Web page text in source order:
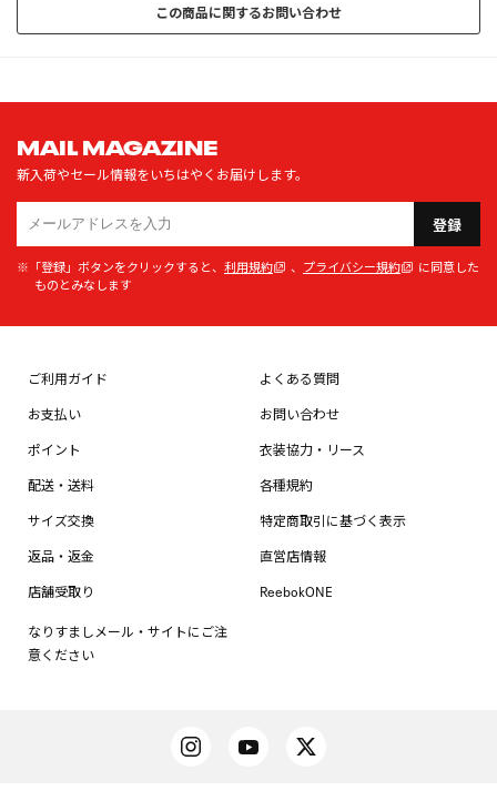
この商品に関するお問い合わせ
MAIL MAGAZINE
新入荷やセール情報をいちはやくお届けします。
登録
※「登録」ボタンをクリックすると、 利用規約 、 プライバシー規約
に同意した
ものとみなします
ご利用ガイド
お支払い
ポイント
配送・送料
サイズ交換
返品・返金
店舗受取り
なりすましメール・サイトにご注
意ください
よくある質問
お問い合わせ
衣装協力・リース
各種規約
特定商取引に基づく表示
直営店情報
ReebokONE